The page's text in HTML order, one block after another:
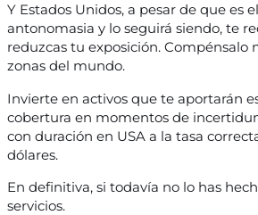
Y Estados Unidos, a pesar de que es
antonomasia y lo seguirá siendo, te
reduzcas tu exposición. Compénsalo
zonas del mundo.
Invierte en activos que te aportarán
cobertura en momentos de
con duración en USA a la tasa
dólares.
En definitiva, si todavía no lo has
servicios.